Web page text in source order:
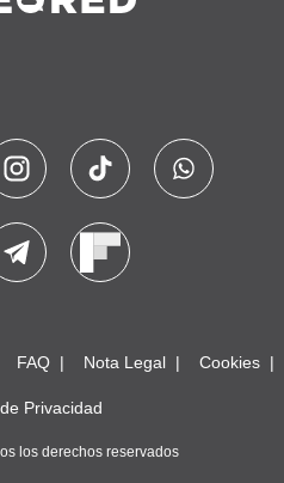
FAQ Nota Legal Cookies
Privacidad
los derechos reservados